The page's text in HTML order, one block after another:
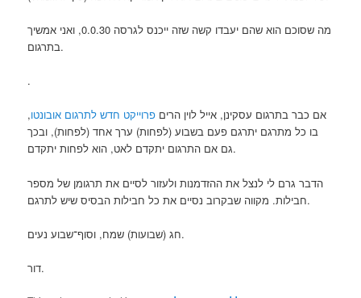
מה שסוכם הוא שהם יעבדו קשה שזה ייכנס לגרסה 0.0.30, ואני אמשיך
בתרגום.
.
אם כבר בתרגום עסקינן, אייל לוין הרים פרוייקט חדש לתרגום אובונטו,
בו כל מתרגם יתרגם פעם בשבוע (לפחות) ערך אחד (לפחות), ובכך
גם אם התרגום יתקדם לאט, הוא לפחות יתקדם.
הדבר גרם לי לנצל את ההזדמנות ולעזור לסיים את תרגומן של מספר
חבילות. מקווה שבקרוב נסיים את כל חבילות הבסיס שיש לתרגם.
חג (שבועות) שמח, וסוף־שבוע נעים.
דור.